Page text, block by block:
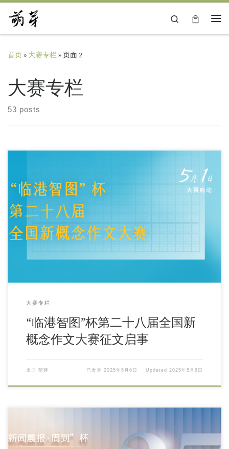
Skip to content
Search
首页» 大赛专栏»页面 2
大赛专栏
53 posts
大赛专栏
“临港智图”杯第二十八届全国新
概念作文大赛征文启事
来自 萌芽 已发表 2025年5月6日 Updated 2025年5月6日